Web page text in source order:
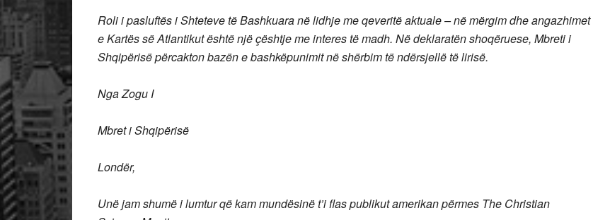
Roli i pasluftës i Shteteve të Bashkuara në lidhje me qeveritë aktuale – në mërgim dhe angazhimet
e Kartës së Atlantikut është një çështje me interes të madh. Në deklaratën shoqëruese, Mbreti i
Shqipërisë përcakton bazën e bashkëpunimit në shërbim të ndërsjellë të lirisë.
Nga Zogu I
Mbret i Shqipërisë
Londër,
Unë jam shumë i lumtur që kam mundësinë t’i flas publikut amerikan përmes The Christian